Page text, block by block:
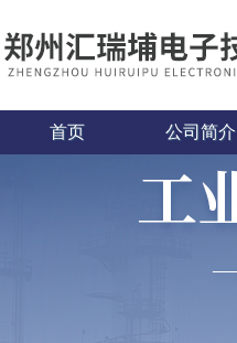
首页 公司简介